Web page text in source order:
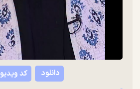
کد ویدیو دانلود